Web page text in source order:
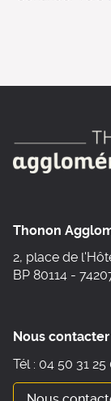
Thonon
2, place de
BP 80114 -
Nous contacter
Tél : 04 50 31 25